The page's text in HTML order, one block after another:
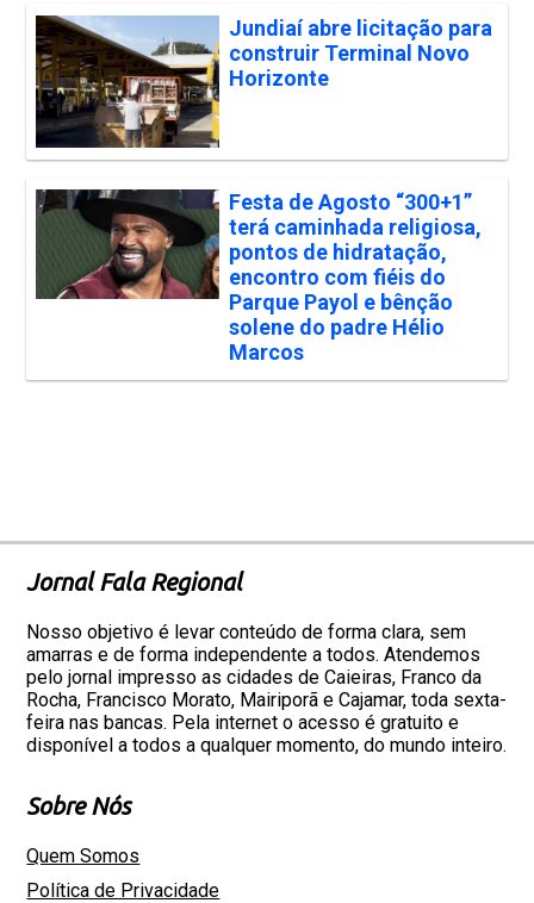
Jundiaí abre licitação para
construir Terminal Novo
Horizonte
Festa de Agosto “300+1”
terá caminhada religiosa,
pontos de hidratação,
encontro com fiéis do
Parque Payol e bênção
solene do padre Hélio
Marcos
Jornal Fala Regional
Nosso objetivo é levar conteúdo de forma clara, sem
amarras e de forma independente a todos. Atendemos
pelo jornal impresso as cidades de Caieiras, Franco da
Rocha, Francisco Morato, Mairiporã e Cajamar, toda sexta-
feira nas bancas. Pela internet o acesso é gratuito e
disponível a todos a qualquer momento, do mundo inteiro.
Sobre Nós
Quem Somos
Política de Privacidade